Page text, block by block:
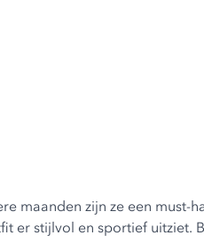
maanden zijn ze een must-
stijlvol en sportief uitziet.